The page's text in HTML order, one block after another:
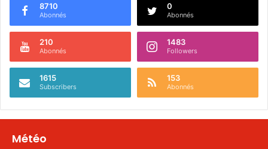
8710
Abonnés
0
Abonnés
210
Abonnés
1483
Followers
1615
Subscribers
153
Abonnés
Météo